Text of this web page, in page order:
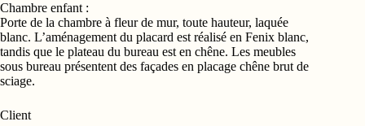
Chambre enfant :
Porte de la chambre à fleur de mur, toute hauteur, laquée
blanc. L’aménagement du placard est réalisé en Fenix blanc,
tandis que le plateau du bureau est en chêne. Les meubles
sous bureau présentent des façades en placage chêne brut de
sciage.
Client